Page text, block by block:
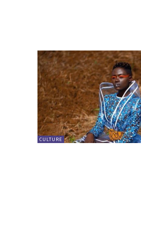
CULTURE